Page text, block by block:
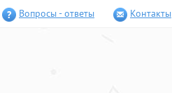
Вопросы - ответы Контакты